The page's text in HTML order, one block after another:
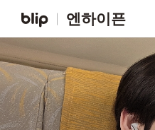
엔하이픈